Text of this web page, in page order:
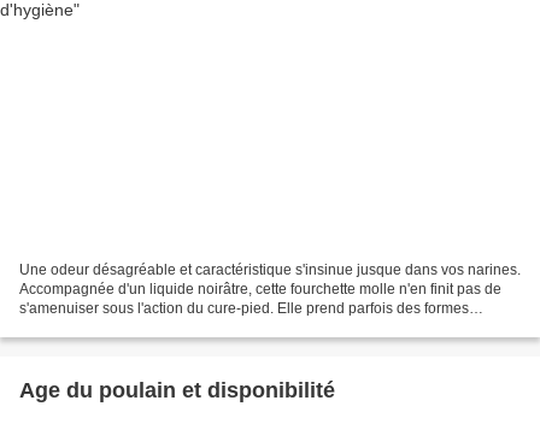
Une odeur désagréable et caractéristique s'insinue jusque dans vos narines.
Accompagnée d'un liquide noirâtre, cette fourchette molle n'en finit pas de
s'amenuiser sous l'action du cure-pied. Elle prend parfois des formes
Age du poulain et disponibilité